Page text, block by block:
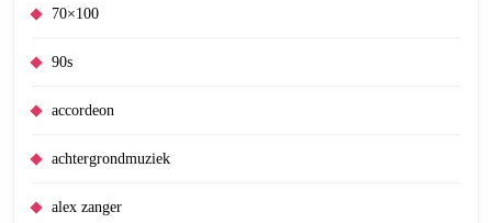
70×100
90s
accordeon
achtergrondmuziek
alex zanger